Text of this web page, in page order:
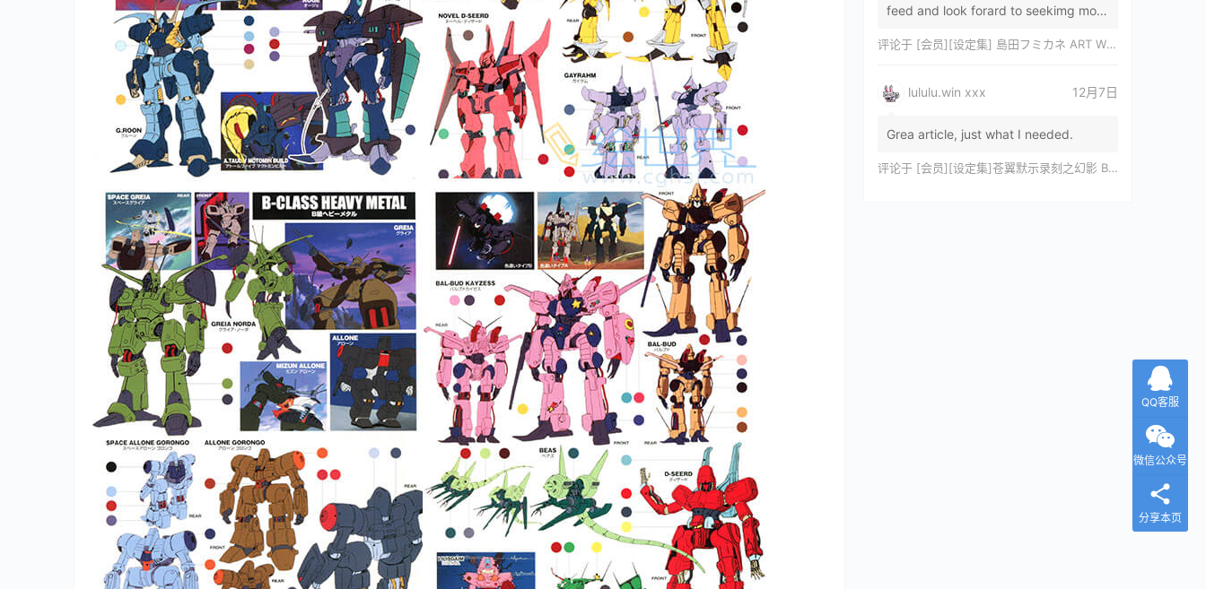
feed and look forard to seekimg mor
评论于 [会员][设定集] 島田フミカネ ART WORKS EXTRA Luminous Witches[DL]
lululu.win xxx 12月7日
Grea article, just what I needed.
评论于 [会员][设定集]苍翼默示录刻之幻影 BLAZBLUE CHRONOPHANTASMA 公式設定資料集II
QQ客服
微信公众号
分享本页